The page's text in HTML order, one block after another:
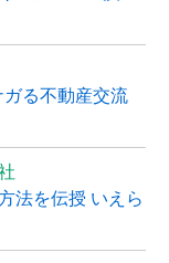
る不動産交流
法を伝授 いえら